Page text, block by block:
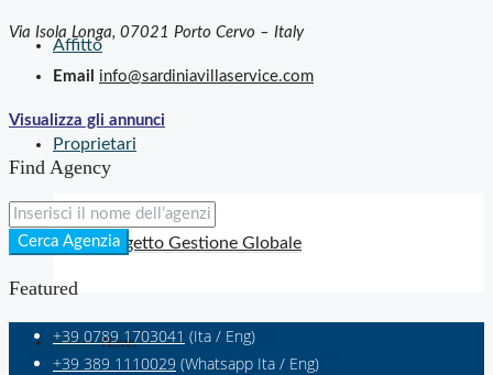
Affitto
Proprietari
Progetto Gestione Globale
News News
Via Isola Longa, 07021 Porto Cervo – Italy
Email info@sardiniavillaservice.com
Visualizza gli annunci
Find Agency
Cerca Agenzia
Featured
+39 0789 1703041 (Ita / Eng)
+39 389 1110029 (Whatsapp Ita / Eng)